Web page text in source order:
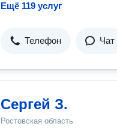
Ещё 119 услуг
Телефон Чат
Сергей З.
Ростовская область